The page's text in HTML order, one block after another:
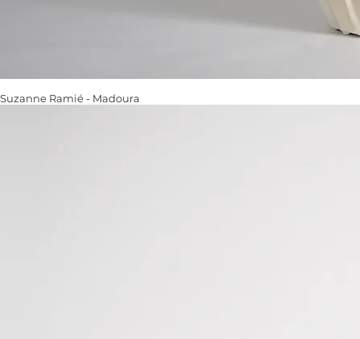
Suzanne Ramié - Madoura